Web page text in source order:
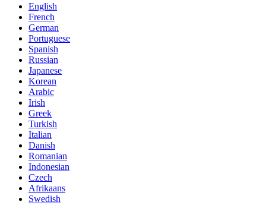
English
French
German
Portuguese
Spanish
Russian
Japanese
Korean
Arabic
Irish
Greek
Turkish
Italian
Danish
Romanian
Indonesian
Czech
Afrikaans
Swedish